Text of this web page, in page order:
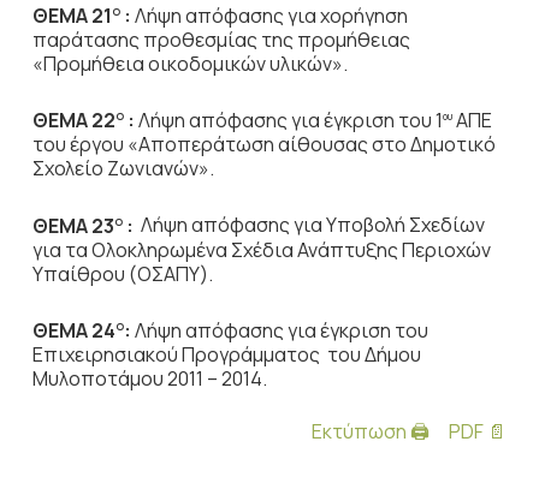
ΘΕΜΑ 21 Ο: Λήψη απόφασης για χορήγηση
παράτασης προθεσμίας της προμήθειας
«Προμήθεια οικοδομικών υλικών».
ΘΕΜΑ 22Ο: Λήψη απόφασης για έγκριση του 1ουΑΠΕ
του έργου «Αποπεράτωση αίθουσας στο Δημοτικό
Σχολείο Ζωνιανών».
ΘΕΜΑ 23Ο: Λήψη απόφασης για Υποβολή Σχεδίων
για τα Ολοκληρωμένα Σχέδια Ανάπτυξης Περιοχών
Υπαίθρου (ΟΣΑΠΥ).
ΘΕΜΑ 24Ο: Λήψη απόφασης για έγκριση του
Επιχειρησιακού Προγράμματος του Δήμου
Μυλοποτάμου 2011 – 2014.
Εκτύπωση 🖨
PDF 📄